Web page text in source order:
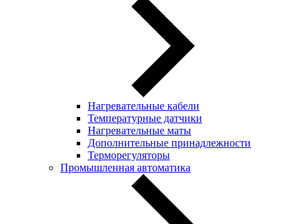
Нагревательные кабели
Температурные датчики
Нагревательные маты
Дополнительные принадлежности
Терморегуляторы
Промышленная автоматика